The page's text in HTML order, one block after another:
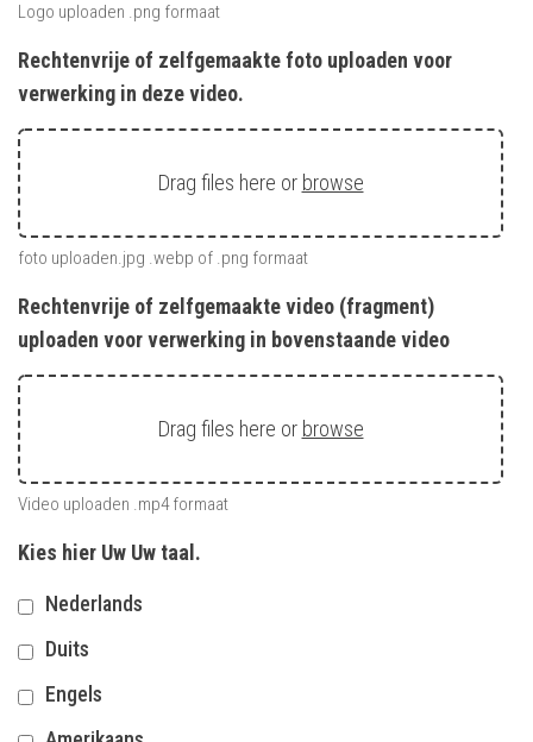
Logo uploaden .png formaat
Rechtenvrije of zelfgemaakte foto uploaden voor
verwerking in deze video.
Drag files here or browse
foto uploaden.jpg .webp of .png formaat
Rechtenvrije of zelfgemaakte video (fragment)
uploaden voor verwerking in bovenstaande video
Drag files here or browse
Video uploaden .mp4 formaat
Kies hier Uw Uw taal.
Nederlands
Duits
Engels